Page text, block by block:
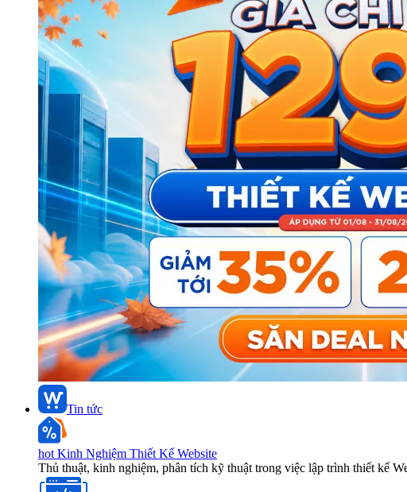
Tin tức
hot Kinh Nghiệm Thiết Kế Website
Thủ thuật, kinh nghiệm, phân tích kỹ thuật trong việc lập trình thiết kế